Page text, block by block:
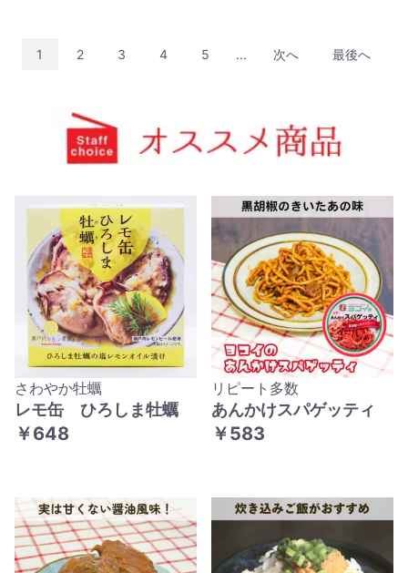
1 2 3 4 5 ... 次へ 最後へ
さわやか牡蠣
レモ缶 ひろしま牡蠣
￥648
リピート多数
あんかけスパゲッティ
￥583